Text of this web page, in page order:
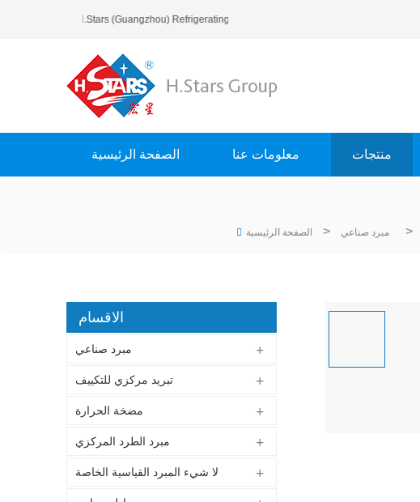
مرحبا بك في H.Stars (Guangzhou) Refrigerating Equipment Group Ltd..
الصفحة الرئيسية معلومات عنا منتجات
الصفحة الرئيسية > مبرد صناعي >
الاقسام
مبرد صناعي
تبريد مركزي للتكييف
مضخة الحرارة
مبرد الطرد المركزي
لا شيء المبرد القياسية الخاصة